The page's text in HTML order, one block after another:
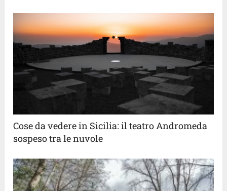
Cose da vedere in Sicilia: il teatro Andromeda
sospeso tra le nuvole